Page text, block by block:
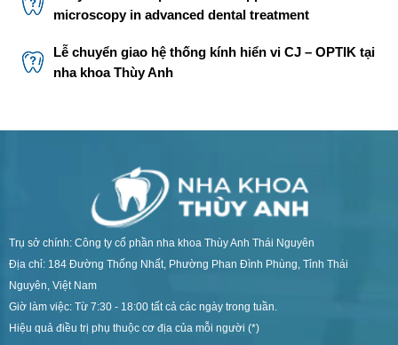
microscopy in advanced dental treatment
Lễ chuyển giao hệ thống kính hiển vi CJ – OPTIK tại
nha khoa Thùy Anh
Trụ sở chính: Công ty cổ phần nha khoa Thùy Anh Thái Nguyên
Địa chỉ: 184 Đường Thống Nhất, Phường Phan Đình Phùng, Tỉnh Thái
Nguyên, Việt Nam
Giờ làm việc: Từ 7:30 - 18:00 tất cả các ngày trong tuần.
Hiệu quả điều trị phụ thuộc cơ địa của mỗi người (*)